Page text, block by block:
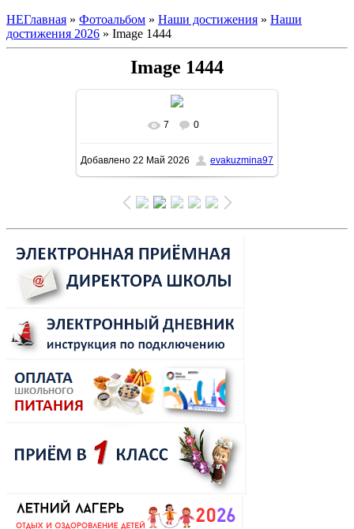
НЕГлавная » Фотоальбом » Наши достижения » Наши
достижения 2026 » Image 1444
Image 1444
В реальном размере
378.5Kb
7 0
Добавлено 22 Май 2026 evakuzmina97